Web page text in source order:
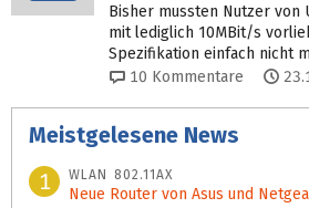
Bisher mussten Nutzer von
mit lediglich 10MBit/s
Spezifikation einfach nicht
10 Kommentare
Meistgelesene News
1
WLAN 802.11AX
Neue Router von Asus und